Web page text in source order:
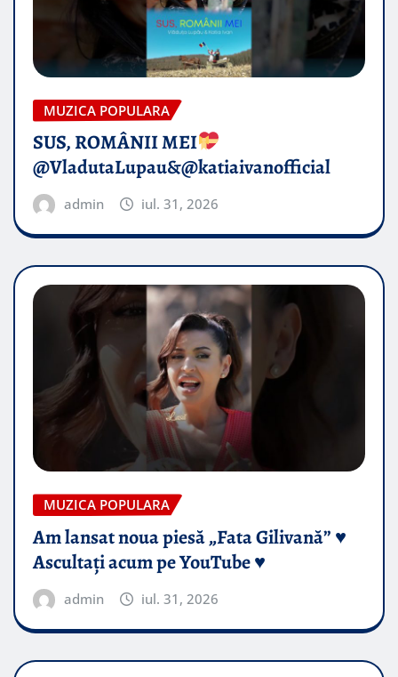
MUZICA POPULARA
SUS, ROMÂNII MEI
@VladutaLupau&@katiaivanofficial
admin iul. 31, 2026
MUZICA POPULARA
Am lansat noua piesă „Fata Gilivană” ♥️
Ascultați acum pe YouTube ♥️
admin iul. 31, 2026